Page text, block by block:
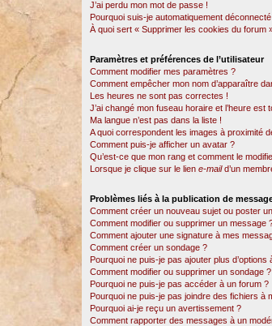
J’ai perdu mon mot de passe !
Pourquoi suis-je automatiquement
À quoi sert « Supprimer les cookies du forum
Paramètres et préférences de l’utilisateur
Comment modifier mes paramètres ?
Comment empêcher mon nom d’apparaître
Les heures ne sont pas correctes !
J’ai changé mon fuseau horaire et l’heure est
Ma langue n’est pas dans la liste !
A quoi correspondent les images à proximité
Comment puis-je afficher un avatar ?
Qu’est-ce que mon rang et comment le
Lorsque je clique sur le lien e-maild’un
Problèmes liés à la publication de
Comment créer un nouveau sujet ou poster
Comment modifier ou supprimer un message
Comment ajouter une signature à mes
Comment créer un sondage ?
Pourquoi ne puis-je pas ajouter plus d’options
Comment modifier ou supprimer un sondage ?
Pourquoi ne puis-je pas accéder à un forum ?
Pourquoi ne puis-je pas joindre des fichiers à
Pourquoi ai-je reçu un avertissement ?
Comment rapporter des messages à un